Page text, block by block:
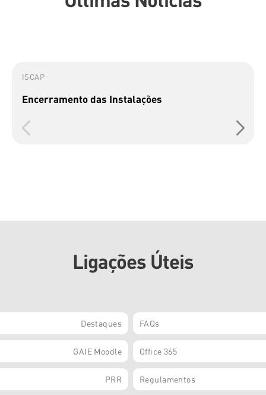
ISCAP
Encerramento das Instalações
Ligações Úteis
Destaques FAQs
GAIE Moodle Office 365
PRR Regulamentos